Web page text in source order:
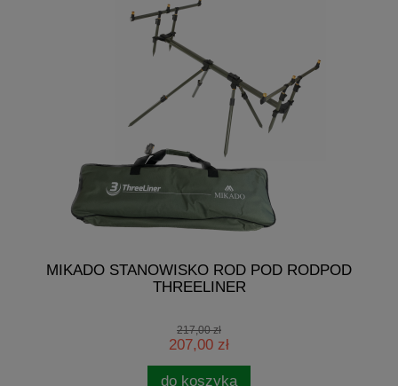
MIKADO STANOWISKO ROD POD RODPOD
THREELINER
217,00 zł
207,00 zł
do koszyka